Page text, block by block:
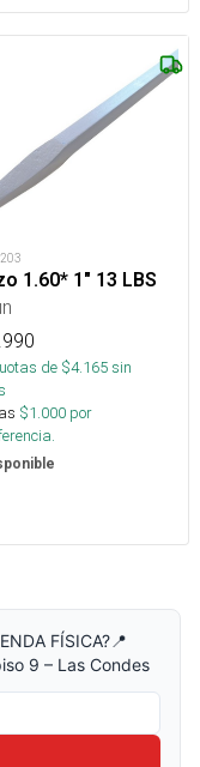
1.60* 1" 13 LBS
de $4.165sin
$1.000 por
FÍSICA?📍
9 – Las Condes